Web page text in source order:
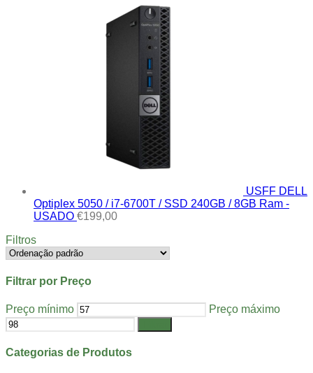
USFF DELL
Optiplex 5050 / i7-6700T / SSD 240GB / 8GB Ram -
USADO €199,00
Filtros
Filtrar por Preço
Preço mínimo Preço máximo
Categorias de Produtos